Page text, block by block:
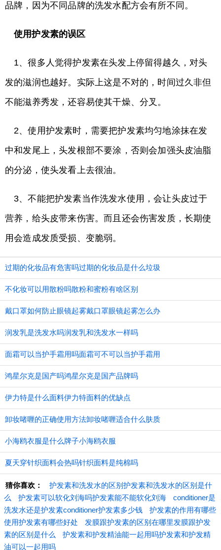
品牌，因为不同品牌的洗发水配方会有所不同。
使用护发素的误区
1、很多人觉得护发素在头发上停留得越久，对头
发的滋润也越好。实际上这是不对的，时间过久非但
不能滋养秀发，还容易使其干燥、分叉。
2、使用护发素时，需要把护发素均匀地涂抹在发
中和发尾上，头发根部不要涂，否则会加强头皮油脂
的分泌，使头发看上去很油。
3、不能把护发素当作洗发水使用，会让头皮过于
营养，给头皮带来伤害。而且还会伤害发质，长期使
用会造成发质受损、变脆弱。
过期的化妆品有危害吗过期的化妆品是什么垃圾
不化妆可以用散粉吗散粉和蜜粉有啥区别
戴口罩如何防止眼镜起雾戴口罩眼镜起雾怎么办
润发乳是洗发水吗润发乳和洗发水一样吗
面霜可以当护手霜用吗面霜可不可以当护手霜用
鸿星尔克是国产吗鸿星尔克是国产品牌吗
伊力特是什么面料伊力特面料的优缺点
卸妆啫喱的正确使用方法卸妆啫喱适合什么肤质
小海鸥衣服是什么牌子小海鸥衣服
夏天穿针织面料会热吗针织面料是纯棉吗
猜你喜欢：
护发素和洗发水的区别护发素和洗发水的区别是什
么
护发素可以软化刘海吗护发素能不能软化刘海
conditioner是
洗发水还是护发素conditioner护发素多少钱
护发素的作用有哪些
使用护发素有哪些好处
发膜跟护发素的区别在哪里发膜跟护发
素的区别是什么
护发素和护发精油能一起用吗护发素和护发精
油可以一起用吗